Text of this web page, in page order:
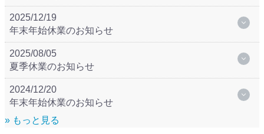
2025/12/19
年末年始休業のお知らせ
2025/08/05
夏季休業のお知らせ
2024/12/20
年末年始休業のお知らせ
» もっと見る